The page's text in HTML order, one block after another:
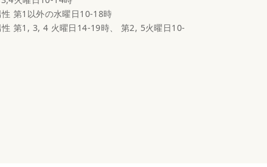
第1以外の水曜日10-18時
第1, 3, 4 火曜日14-19時、 第2, 5火曜日10-